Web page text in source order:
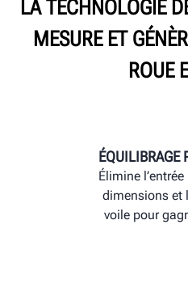
LA TECHNOLOGIE
MESURE ET
ROUE
ÉQUILIBRAGE
Élimine
dimensions et
voile pour